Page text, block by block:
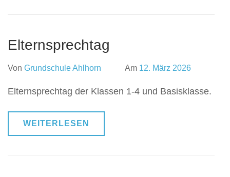
Elternsprechtag
Von Grundschule Ahlhorn Am 12. März 2026
Elternsprechtag der Klassen 1-4 und Basisklasse.
WEITERLESEN